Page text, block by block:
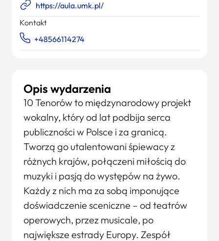
Opis wydarzenia
10 Tenorów to międzynarodowy projekt
wokalny, który od lat podbija serca
publiczności w Polsce i za granicą.
Tworzą go utalentowani śpiewacy z
różnych krajów, połączeni miłością do
muzyki i pasją do występów na żywo.
Każdy z nich ma za sobą imponujące
doświadczenie sceniczne – od teatrów
operowych, przez musicale, po
największe estrady Europy. Zespół
https://aula.umk.pl/
Kontakt
+48566114274